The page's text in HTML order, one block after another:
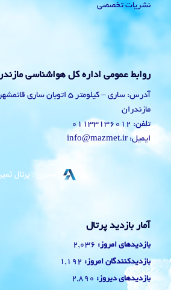
نشریات تخصصی
روابط عمومی اداره کل هواشناسی
آدرس: ساری – کیلومتر 5
مازندران
تلفن: 01133136012
ایمیل: info@mazmet.ir
آمار بازدید پرتال
بازدیدهای امروز: 2,036
بازدیدکنندگان امروز: 1,192
بازدیدهای دیروز: 2,890